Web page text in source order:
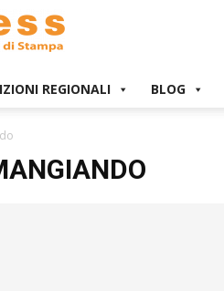
REGIONALI BLOG